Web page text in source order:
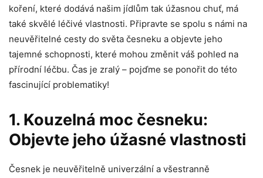
koření, ⁤které dodává našim jídlům tak ⁢úžasnou chuť, ​má
také ​skvělé ⁣léčivé vlastnosti. Připravte se spolu s námi⁣ na⁤
neuvěřitelné‌ cesty do ⁣světa ⁢česneku⁣ a ⁣objevte jeho
tajemné schopnosti, ⁤které mohou změnit váš pohled na
přírodní léčbu. Čas ‍je zralý – pojďme se ⁣ponořit do této ​
fascinující problematiky!
1. ⁣Kouzelná moc česneku:
Objevte jeho úžasné vlastnosti
Česnek‌ je​ neuvěřitelně ‌univerzální a všestranně